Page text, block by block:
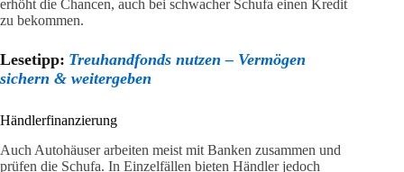
erhöht die Chancen, auch bei schwacher Schufa einen Kredit
zu bekommen.
Lesetipp: Treuhandfonds nutzen – Vermögen
sichern & weitergeben
Händlerfinanzierung
Auch Autohäuser arbeiten meist mit Banken zusammen und
prüfen die Schufa. In Einzelfällen bieten Händler jedoch